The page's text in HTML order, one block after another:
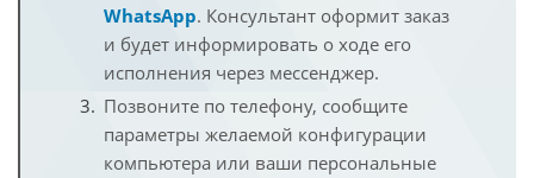
WhatsApp. Консультант оформит заказ
и будет информировать о ходе его
исполнения через мессенджер.
Позвоните по телефону, сообщите
параметры желаемой конфигурации
компьютера или ваши персональные